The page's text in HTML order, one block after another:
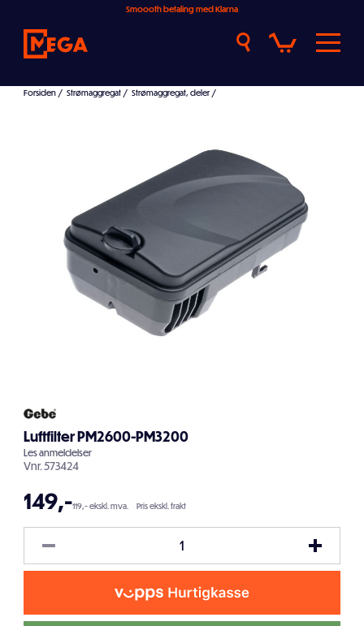
Smoooth betaling med Klarna
Forsiden / Strømaggregat / Strømaggregat, deler /
Luftfilter PM2600-PM3200
Lesanmeldelser
Vnr.573424
149,-119,- ekskl. mva. Pris ekskl. frakt